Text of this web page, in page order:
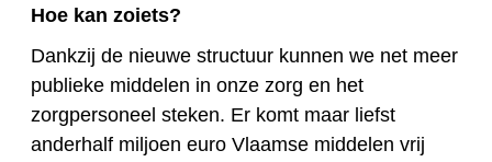
Hoe kan zoiets?
Dankzij de nieuwe structuur kunnen we net meer
publieke middelen in onze zorg en het
zorgpersoneel steken. Er komt maar liefst
anderhalf miljoen euro Vlaamse middelen vrij